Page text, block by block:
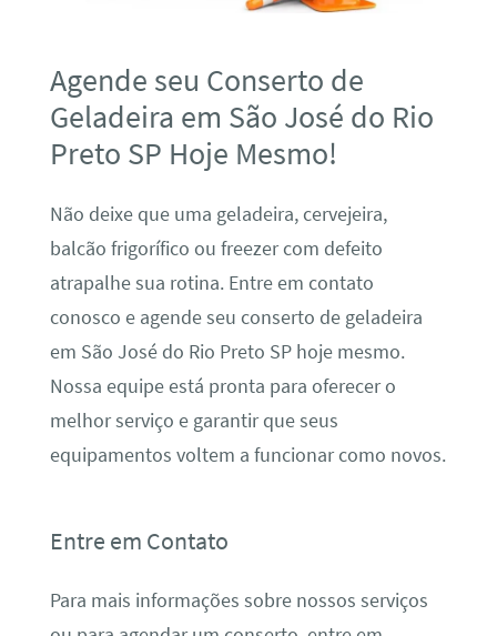
Agende seu Conserto de
Geladeira em São José do Rio
Preto SP Hoje Mesmo!
Não deixe que uma geladeira, cervejeira,
balcão frigorífico ou freezer com defeito
atrapalhe sua rotina. Entre em contato
conosco e agende seu conserto de geladeira
em São José do Rio Preto SP hoje mesmo.
Nossa equipe está pronta para oferecer o
melhor serviço e garantir que seus
equipamentos voltem a funcionar como novos.
Entre em Contato
Para mais informações sobre nossos serviços